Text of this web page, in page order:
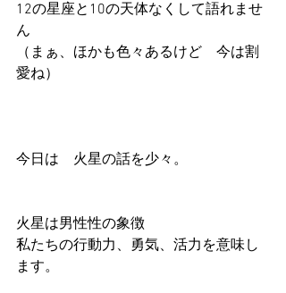
12の星座と10の天体なくして語れませ
ん
（まぁ、ほかも色々あるけど　今は割
愛ね）
今日は　火星の話を少々。
火星は男性性の象徴
私たちの行動力、勇気、活力を意味し
ます。